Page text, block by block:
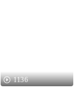
1136